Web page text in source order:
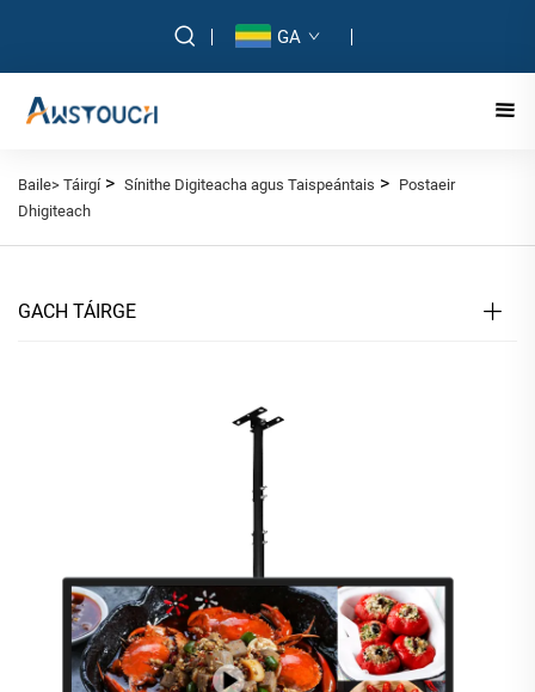
GA
Baile> Táirgí> Sínithe Digiteacha agus Taispeántais > Postaeir
Dhigiteach
GACH TÁIRGE